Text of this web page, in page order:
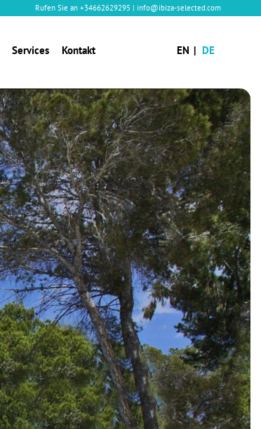
Rufen Sie an +34662629295 | info@ibiza-selected.com
Services Kontakt EN DE